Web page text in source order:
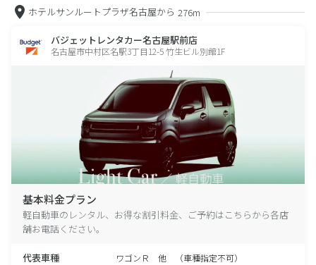
ホテルサンルートプラザ名古屋から 276m
バジェットレンタカー名古屋駅前店
名古屋市中村区名駅3丁目12-5 竹生ビル別館1F
基本料金プラン
軽自動車のレンタル、お得な割引料金、ご予約はこちらから各店
舗お電話ください。
代表車種 ワゴンＲ 他 （車種指定不可）